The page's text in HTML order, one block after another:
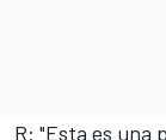
R: "Esta es una